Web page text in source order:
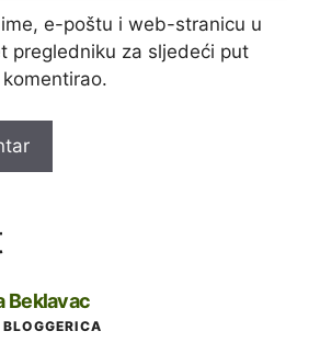
e-poštu i web-stranicu u
pregledniku za sljedeći put
Beklavac